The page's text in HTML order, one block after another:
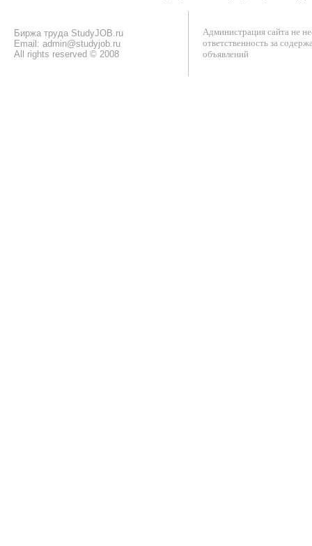
Биржа труда StudyJOB.ru
Email: admin@studyjob.ru
All rights reserved © 2008
Администрация сайта не
ответственность за
объявлений